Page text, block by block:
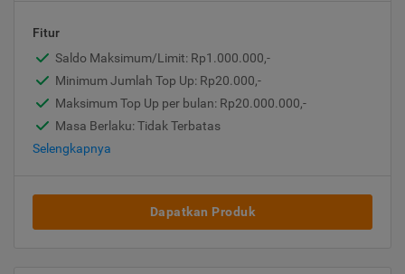
Fitur
Saldo Maksimum/Limit: Rp1.000.000,-
Minimum Jumlah Top Up: Rp20.000,-
Maksimum Top Up per bulan: Rp20.000.000,-
Masa Berlaku: Tidak Terbatas
Selengkapnya
Dapatkan Produk